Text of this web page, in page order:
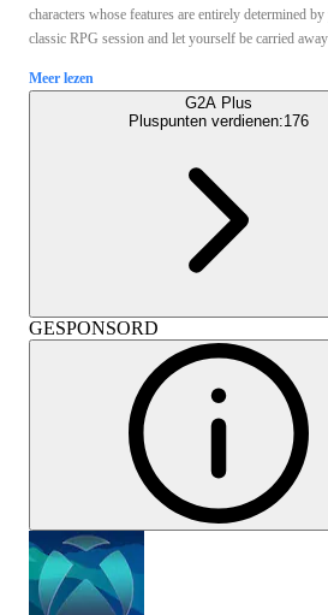
characters whose features are entirely determined
classic RPG session and let yourself be carried
Meer lezen
G2A Plus
Pluspunten verdienen:176
GESPONSORD